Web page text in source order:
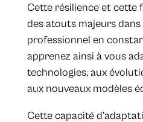
Cette résilience et cette
des atouts majeurs
professionnel en
apprenez ainsi à vous
technologies, aux
aux nouveaux modèles
Cette capacité